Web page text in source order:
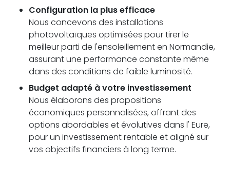
Configuration la plus efficace
Nous concevons des installations
photovoltaïques optimisées pour tirer le
meilleur parti de l'ensoleillement en Normandie,
assurant une performance constante même
dans des conditions de faible luminosité.
Budget adapté à votre investissement
Nous élaborons des propositions
économiques personnalisées, offrant des
options abordables et évolutives dans l' Eure,
pour un investissement rentable et aligné sur
vos objectifs financiers à long terme.